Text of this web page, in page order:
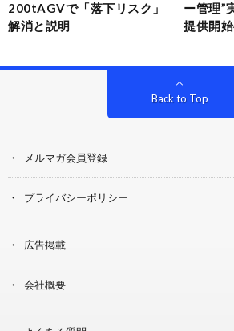
200tAGVで「落下リスク」
解消と説明
ー管理”
提供開
Back to Top
メルマガ会員登録
プライバシーポリシー
広告掲載
会社概要